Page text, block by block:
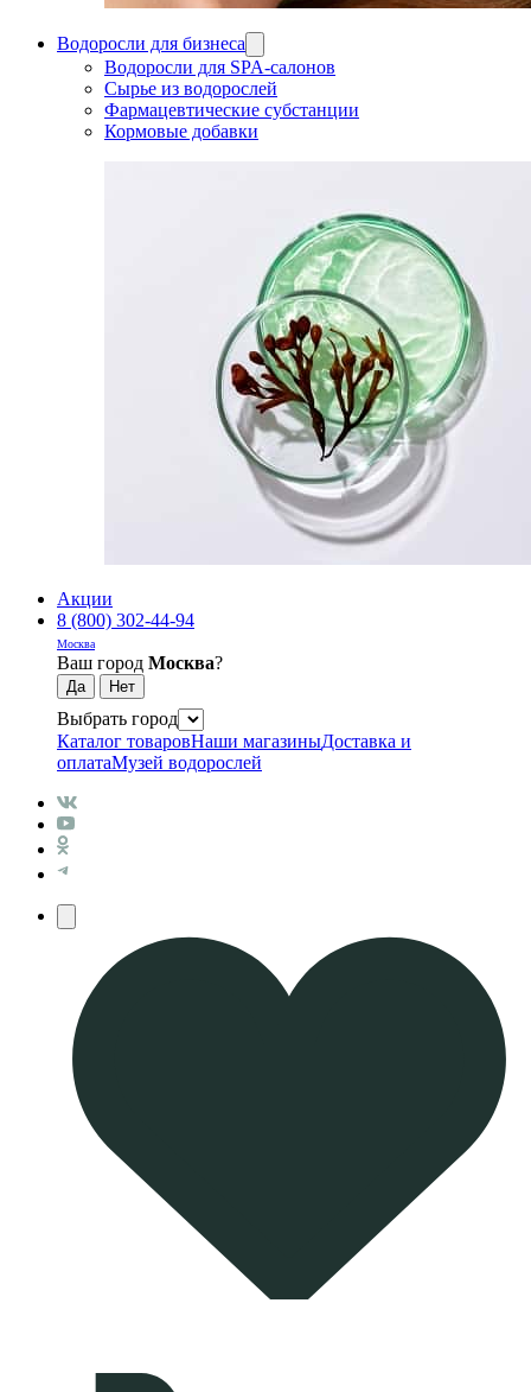
Водоросли для бизнеса
Водоросли для SPA-салонов
Сырье из водорослей
Фармацевтические субстанции
Кормовые добавки
Акции
8 (800) 302-44-94
Москва
Ваш город Москва?
Выбрать город
Каталог товаровНаши магазиныДоставка и
оплатаМузей водорослей